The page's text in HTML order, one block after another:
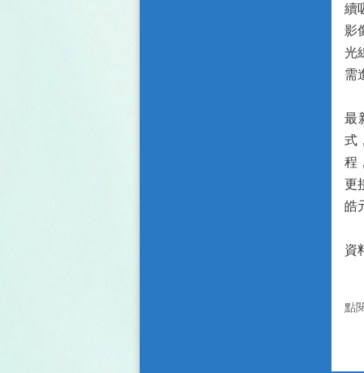
續
影
光
需
最
式
程
更
皓
資
點